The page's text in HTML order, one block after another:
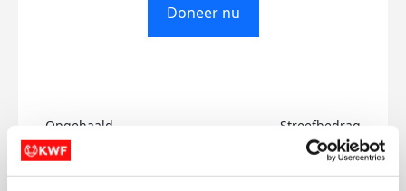
Doneer nu
Opgehaald
€0
Streefbedrag
€500